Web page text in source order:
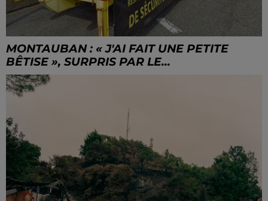
MONTAUBAN : « J'AI FAIT UNE PETITE
BÊTISE », SURPRIS PAR LE...